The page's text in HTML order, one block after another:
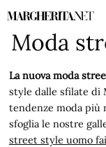
Vai
contenuto
Moda
La nuova moda
style dalle sfilate di
tendenze moda più
sfoglia le nostre
street style uomo